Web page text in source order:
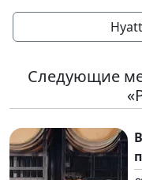
Следующие